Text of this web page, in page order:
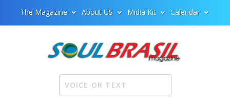
The Magazine About US Midia Kit Calendar